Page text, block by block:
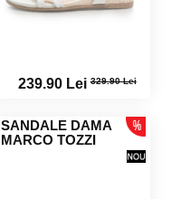
239.90 Lei329.90 Lei
SANDALE DAMA
MARCO TOZZI